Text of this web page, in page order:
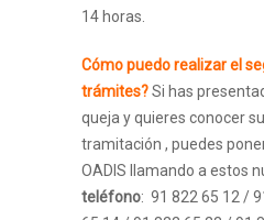
14 horas.
Cómo puedo realizar el
trámites?Si has
queja y quieres conocer
tramitación , puedes
OADIS llamando a estos
teléfono: 91 822 65 12 /